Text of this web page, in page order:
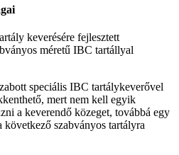
keverésére fejlesztett
méretű IBC tartállyal
speciális IBC tartálykeverővel
mert nem kell egyik
a keverendő közeget, továbbá egy
következő szabványos tartályra